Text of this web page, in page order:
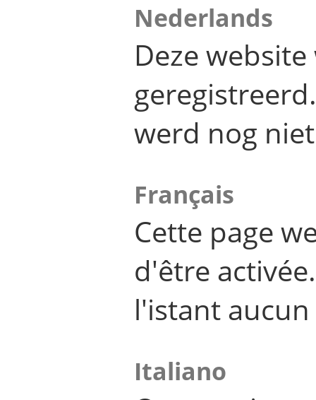
Nederlands
Deze
werd nog
Français
Cette page
d'être
l'istant
Italiano